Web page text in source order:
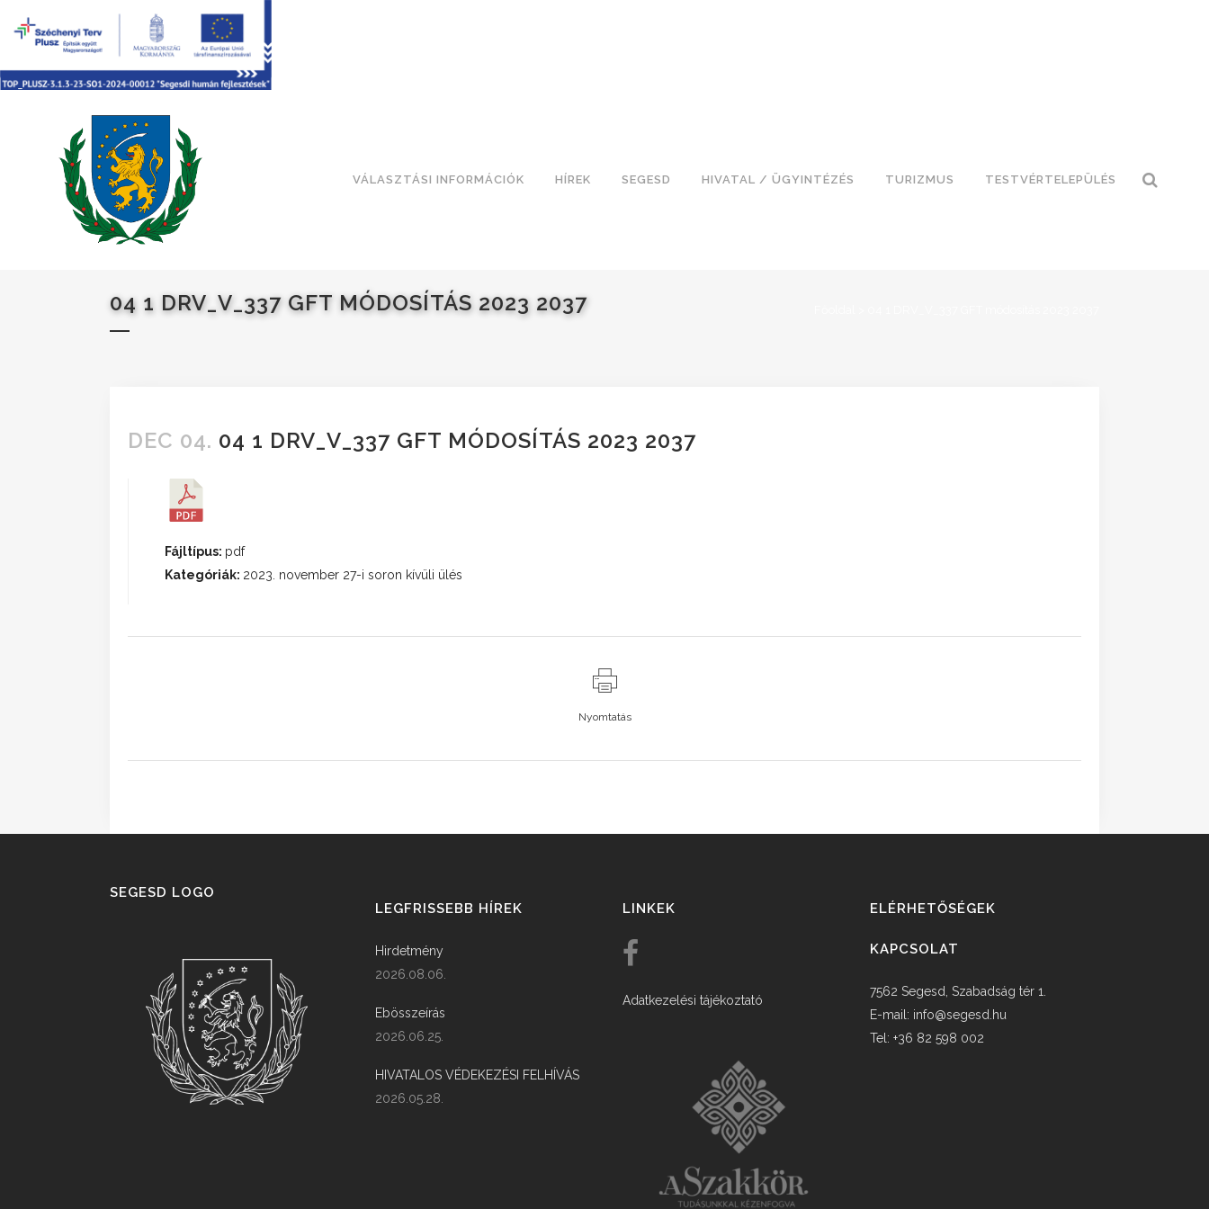
VÁLASZTÁSI INFORMÁCIÓK HÍREK SEGESD HIVATAL / ÜGYINTÉZÉS TURIZMUS TESTVÉRTELEPÜLÉS
04 1 DRV_V_337 GFT MÓDOSÍTÁS 2023 2037
DEC 04. 04 1 DRV_V_337 GFT MÓDOSÍTÁS 2023 2037
Fájltípus: pdf
Kategóriák: 2023. november 27-i soron kívüli ülés
Nyomtatás
SEGESD LOGO
LEGFRISSEBB HÍREK
Hirdetmény
2026.08.06.
Ebösszeírás
2026.06.25.
HIVATALOS VÉDEKEZÉSI FELHÍVÁS
2026.05.28.
LINKEK
Adatkezelési tájékoztató
ELÉRHETŐSÉGEK
KAPCSOLAT
7562 Segesd, Szabadság tér 1.
E-mail: info@segesd.hu
Tel: +36 82 598 002